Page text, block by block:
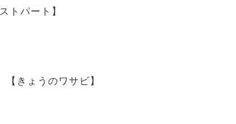
トパート】
きょうのワサビ】